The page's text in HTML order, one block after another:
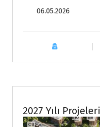
06.05.2026
2027 Yılı Projeleri